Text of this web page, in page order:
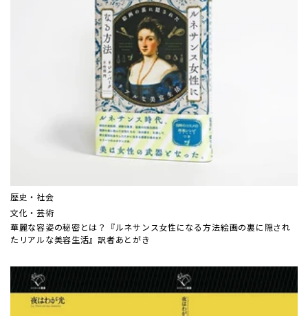
歴史・社会
文化・芸術
華麗な容姿の秘密とは？『ルネサンス女性になる方法――絵画の裏に隠され
たリアルな美容生活』訳者あとがき